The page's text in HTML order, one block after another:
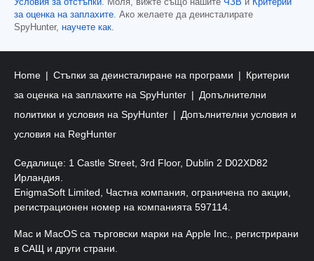
Условия за отстъпки. Моля, вижте също нашите ЧЗВ и Критерии
за оценка на заплахите. Ако желаете да деинсталирате
SpyHunter, научете как.
Home Стъпки за деинсталиране на програми
Критерии
за оценка на заплахите на SpyHunter
Допълнителни
политики и условия на SpyHunter
Допълнителни условия и
условия на RegHunter
Седалище: 1 Castle Street, 3rd Floor, Dublin 2 D02XD82
Ирландия.
EnigmaSoft Limited, Частна компания, ограничена по акции,
регистрационен номер на компанията 597114.
Mac и MacOS са търговски марки на Apple Inc., регистрирани
в САЩ и други страни.